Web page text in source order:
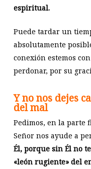
espiritual.
Puede tardar un
absolutamente
conexión estemos
perdonar, por su
Y no nos dejes
del mal
Pedimos, en la parte
Señor nos ayude a
Él, porque sin Él no
«león rugiente» del